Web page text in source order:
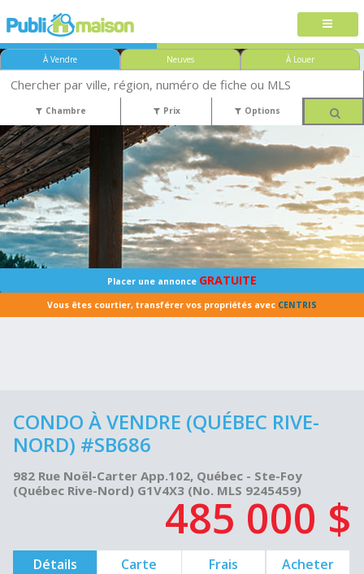
À Vendre Neuves À Louer
Chambre Prix Options
Placer une annonce GRATUITE
Vous êtes courtier, transférer vos propriétés avec CENTRIS
CONDO À VENDRE (QUÉBEC RIVE-
NORD) #SB686
982 Rue Noël-Carter App.102, Québec - Ste-Foy
(Québec Rive-Nord) G1V4X3 (No. MLS 9245459)
485 000 $
Détails Carte Frais Acheter